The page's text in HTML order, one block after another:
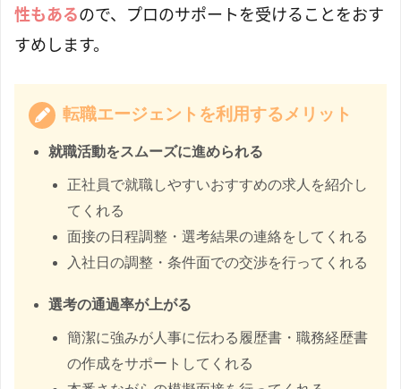
性もあるので、プロのサポートを受けることをおす
すめします。
転職エージェントを利用するメリット
就職活動をスムーズに進められる
正社員で就職しやすいおすすめの求人を紹介し
てくれる
面接の日程調整・選考結果の連絡をしてくれる
入社日の調整・条件面での交渉を行ってくれる
選考の通過率が上がる
簡潔に強みが人事に伝わる履歴書・職務経歴書
の作成をサポートしてくれる